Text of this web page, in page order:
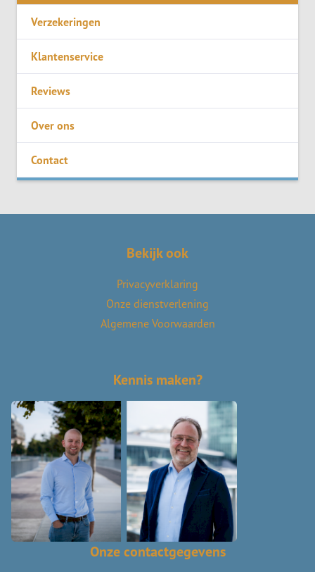
Verzekeringen
Klantenservice
Reviews
Over ons
Contact
Bekijk ook
Privacyverklaring
Onze dienstverlening
Algemene Voorwaarden
Kennis maken?
Onze contactgegevens